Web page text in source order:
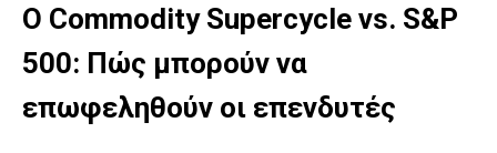
Ο Commodity Supercycle vs. S&P
500: Πώς μπορούν να
επωφεληθούν οι επενδυτές